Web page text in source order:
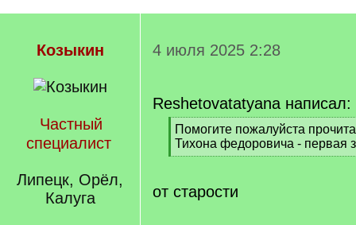
Козыкин
Частный
специалист
Липецк, Орёл,
Калуга
4 июля 2025 2:28
Reshetovatatyana написал:
[
q
]
Помогите пожалуйста
Тихона федоровича - первая
[
q
]
от старости